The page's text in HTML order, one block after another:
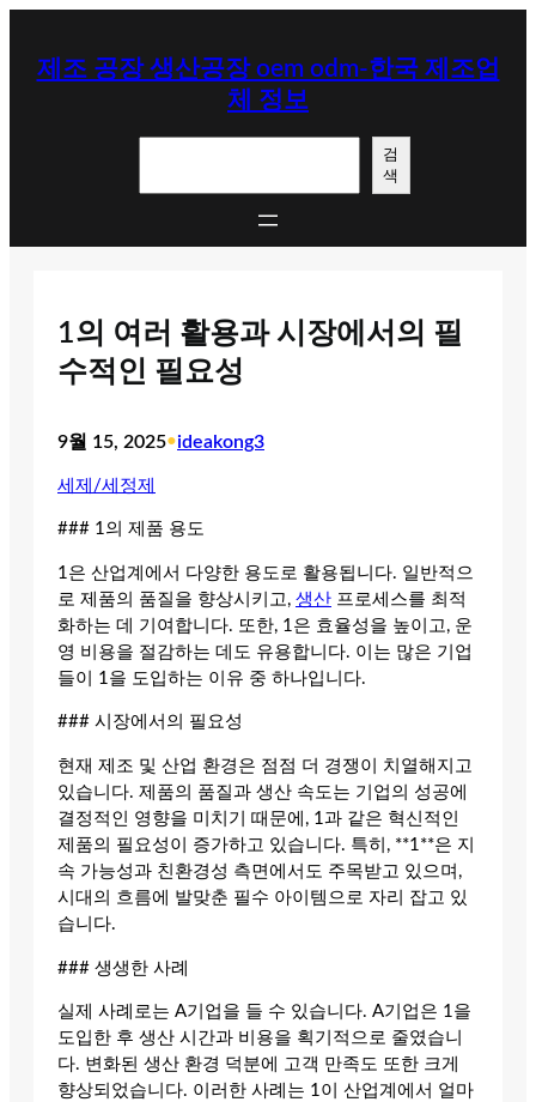
제조 공장 생산공장 oem odm-한국 제조업
체 정보
검
색
1의 여러 활용과 시장에서의 필
수적인 필요성
9월 15, 2025•ideakong3
세제/세정제
### 1의 제품 용도
1은 산업계에서 다양한 용도로 활용됩니다. 일반적으
로 제품의 품질을 향상시키고, 생산 프로세스를 최적
화하는 데 기여합니다. 또한, 1은 효율성을 높이고, 운
영 비용을 절감하는 데도 유용합니다. 이는 많은 기업
들이 1을 도입하는 이유 중 하나입니다.
### 시장에서의 필요성
현재 제조 및 산업 환경은 점점 더 경쟁이 치열해지고
있습니다. 제품의 품질과 생산 속도는 기업의 성공에
결정적인 영향을 미치기 때문에, 1과 같은 혁신적인
제품의 필요성이 증가하고 있습니다. 특히, **1**은 지
속 가능성과 친환경성 측면에서도 주목받고 있으며,
시대의 흐름에 발맞춘 필수 아이템으로 자리 잡고 있
습니다.
### 생생한 사례
실제 사례로는 A기업을 들 수 있습니다. A기업은 1을
도입한 후 생산 시간과 비용을 획기적으로 줄였습니
다. 변화된 생산 환경 덕분에 고객 만족도 또한 크게
향상되었습니다. 이러한 사례는 1이 산업계에서 얼마